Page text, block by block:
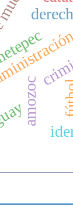
amozoc